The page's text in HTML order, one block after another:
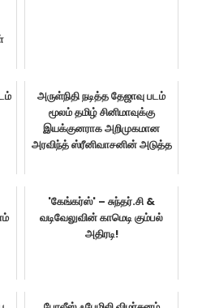
அருள்நிதி நடித்த தேஜாவு படம்
மூலம் தமிழ் சினிமாவுக்கு
இயக்குனராக அறிமுகமான
அரவிந்த் ஸ்ரீனிவாசனின் அடுத்த
'கேங்கர்ஸ்' – சுந்தர்.சி &
வடிவேலுவின் காமெடி கும்பல்
அதிரடி!